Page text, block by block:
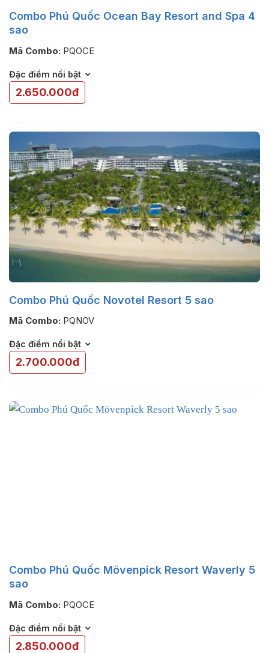
Combo Phú Quốc Ocean Bay Resort and Spa 4
sao
Mã Combo: PQOCE
Đặc điểm nổi bật
2.650.000đ
Combo Phú Quốc Novotel Resort 5 sao
Mã Combo: PQNOV
Đặc điểm nổi bật
2.700.000đ
Combo Phú Quốc Mövenpick Resort Waverly 5
sao
Mã Combo: PQOCE
Đặc điểm nổi bật
2.850.000đ